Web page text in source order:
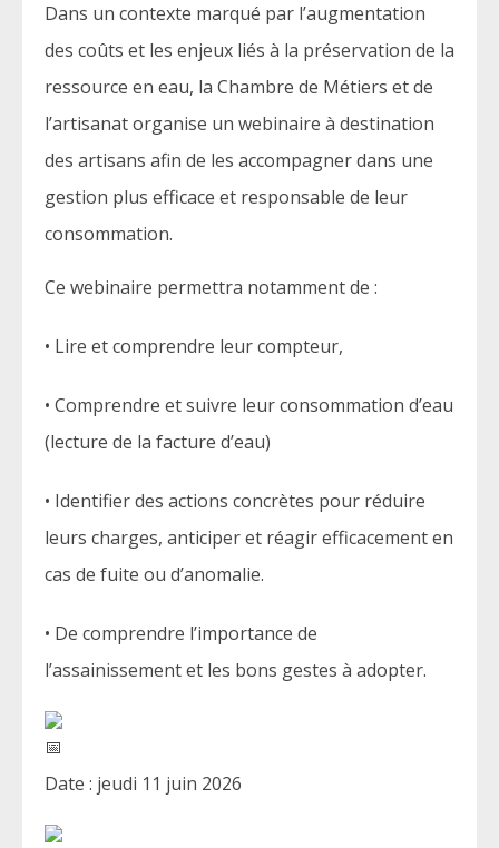
Dans un contexte marqué par l’augmentation
des coûts et les enjeux liés à la préservation de la
ressource en eau, la Chambre de Métiers et de
l’artisanat organise un webinaire à destination
des artisans afin de les accompagner dans une
gestion plus efficace et responsable de leur
consommation.
Ce webinaire permettra notamment de :
• Lire et comprendre leur compteur,
• Comprendre et suivre leur consommation d’eau
(lecture de la facture d’eau)
• Identifier des actions concrètes pour réduire
leurs charges, anticiper et réagir efficacement en
cas de fuite ou d’anomalie.
• De comprendre l’importance de
l’assainissement et les bons gestes à adopter.
Date : jeudi 11 juin 2026